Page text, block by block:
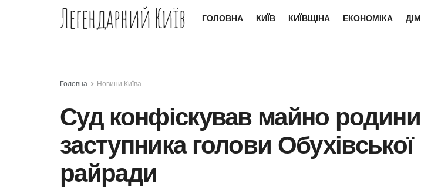
Легендарний Київ ГОЛОВНА КИЇВ КИЇВЩІНА ЕКОНОМІКА ДІМ
Головна Новини Київа
Суд конфіскував майно родини
заступника голови Обухівської
райради